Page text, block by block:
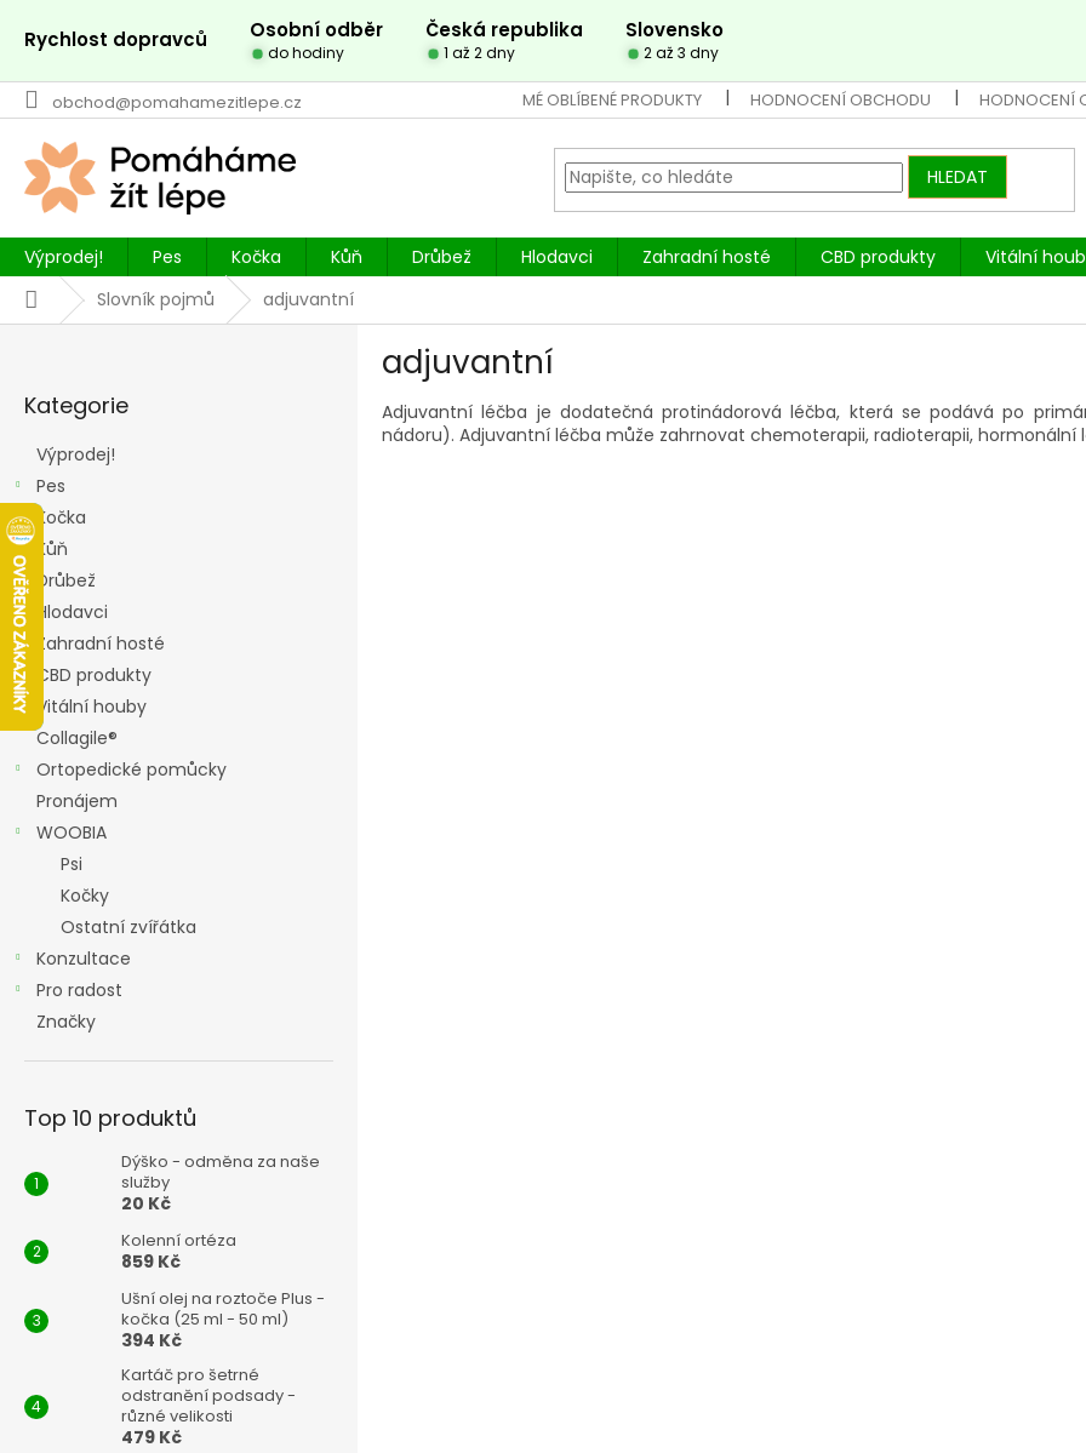
obsah
Rychlost dopravců Osobní odběr Česká republika Slovensko
do hodiny 1 až 2 dny 2 až 3 dny
obchod@pomahamezitlepe.cz MÉ OBLÍBENÉ PRODUKTY HODNOCENÍ OBCHODU HODNOCENÍ
HLEDAT
Výprodej! Pes Kočka Kůň Drůbež Hlodavci Zahradní hosté CBD produkty
Vitální
DomůSlovník pojmů adjuvantní
n
n
p
a
n
e
kategorie
Kategorie
Výprodej!
Pes
Kočka
Kůň
Drůbež
Hlodavci
Zahradní hosté
CBD produkty
Vitální houby
Collagile®
Ortopedické pomůcky
Pronájem
WOOBIA
Psi
Kočky
Ostatní zvířátka
Konzultace
Pro radost
Značky
Top 10 produktů
Dýško - odměna za naše
služby
20 Kč
Kolenní ortéza
859 Kč
Ušní olej na roztoče Plus -
kočka (25 ml - 50 ml)
394 Kč
Kartáč pro šetrné
odstranění podsady -
různé velikosti
479 Kč
adjuvantní
Adjuvantní léčba je dodatečná protinádorová léčba, která se podává po
nádoru). Adjuvantní léčba může zahrnovat chemoterapii, radioterapii,